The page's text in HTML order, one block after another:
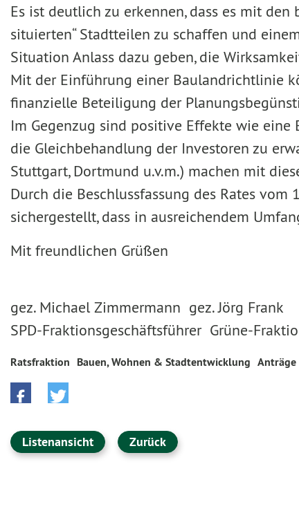
Es ist deutlich zu erkennen, dass es mit
situierten“ Stadtteilen zu schaffen und
Situation Anlass dazu geben, die
Mit der Einführung einer Baulandrichtlinie
finanzielle Beteiligung der
Im Gegenzug sind positive Effekte wie
die Gleichbehandlung der Investoren zu
Stuttgart, Dortmund u.v.m.) machen mit
Durch die Beschlussfassung des Rates
sichergestellt, dass in ausreichendem
Mit freundlichen Grüßen
gez. Michael Zimmermann gez. Jörg Frank
SPD-Fraktionsgeschäftsführer Grüne-
Ratsfraktion Bauen, Wohnen & Stadtentwicklung
Listenansicht Zurück